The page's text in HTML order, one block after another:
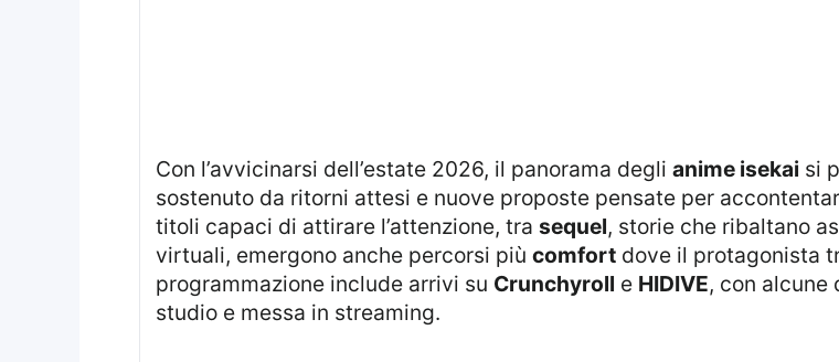
Con l’avvicinarsi dell’estate 2026, il panorama degli anime isekai si
sostenuto da ritorni attesi e nuove proposte pensate per
titoli capaci di attirare l’attenzione, tra sequel, storie che ribaltano
virtuali, emergono anche percorsi più comfortdove il protagonista
programmazione include arrivi su Crunchyroll e HIDIVE, con alcune
studio e messa in streaming.